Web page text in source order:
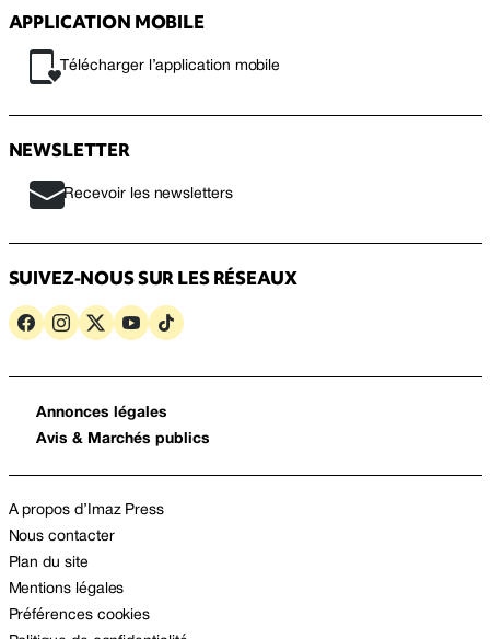
APPLICATION MOBILE
Télécharger l’application mobile
NEWSLETTER
Recevoir les newsletters
SUIVEZ-NOUS SUR LES RÉSEAUX
Annonces légales
Avis & Marchés publics
A propos d’Imaz Press
Nous contacter
Plan du site
Mentions légales
Préférences cookies